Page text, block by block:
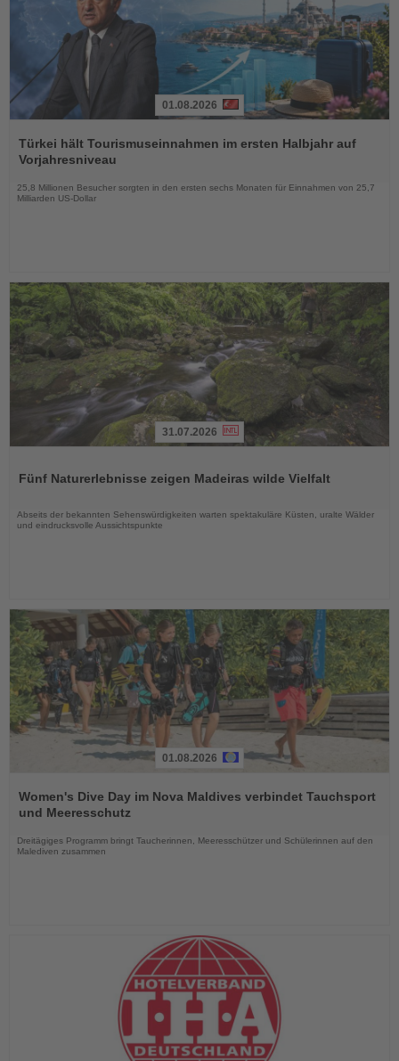
Sie
die
Nachrichten
01.08.2026
Türkei hält Tourismuseinnahmen im ersten Halbjahr auf
Vorjahresniveau
25,8 Millionen Besucher sorgten in den ersten sechs Monaten für Einnahmen von 25,7
Milliarden US-Dollar
die
31.07.2026
Fünf Naturerlebnisse zeigen Madeiras wilde Vielfalt
Abseits der bekannten Sehenswürdigkeiten warten spektakuläre Küsten, uralte Wälder
und eindrucksvolle Aussichtspunkte
Sie
die
01.08.2026
Women's Dive Day im Nova Maldives verbindet Tauchsport
und Meeresschutz
Dreitägiges Programm bringt Taucherinnen, Meeresschützer und Schülerinnen auf den
Malediven zusammen